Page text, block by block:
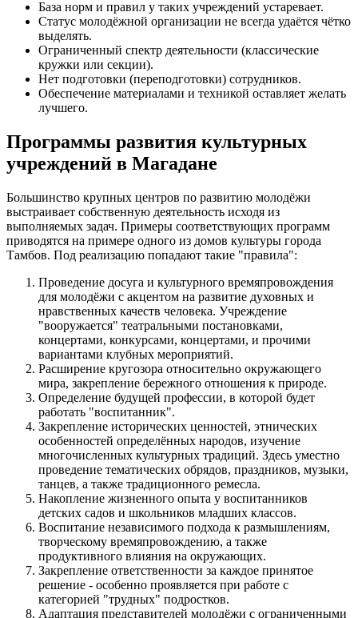
База норм и правил у таких учреждений устаревает.
Статус молодёжной организации не всегда удаётся чётко
выделять.
Ограниченный спектр деятельности (классические
кружки или секции).
Нет подготовки (переподготовки) сотрудников.
Обеспечение материалами и техникой оставляет желать
лучшего.
Программы развития культурных
учреждений в Магадане
Большинство крупных центров по развитию молодёжи
выстраивает собственную деятельность исходя из
выполняемых задач. Примеры соответствующих программ
приводятся на примере одного из домов культуры города
Тамбов. Под реализацию попадают такие "правила":
Проведение досуга и культурного времяпровождения
для молодёжи с акцентом на развитие духовных и
нравственных качеств человека. Учреждение
"вооружается" театральными постановками,
концертами, конкурсами, концертами, и прочими
вариантами клубных мероприятий.
Расширение кругозора относительно окружающего
мира, закрепление бережного отношения к природе.
Определение будущей профессии, в которой будет
работать "воспитанник".
Закрепление исторических ценностей, этнических
особенностей определённых народов, изучение
многочисленных культурных традиций. Здесь уместно
проведение тематических обрядов, праздников, музыки,
танцев, а также традиционного ремесла.
Накопление жизненного опыта у воспитанников
детских садов и школьников младших классов.
Воспитание независимого подхода к размышлениям,
творческому времяпровождению, а также
продуктивного влияния на окружающих.
Закрепление ответственности за каждое принятое
решение - особенно проявляется при работе с
категорией "трудных" подростков.
Адаптация представителей молодёжи с ограниченными